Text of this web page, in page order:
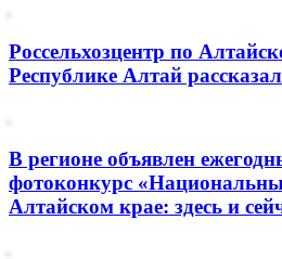
Россельхозцентр по
Республике Алтай
В регионе объявлен
фотоконкурс
Алтайском крае: здесь и